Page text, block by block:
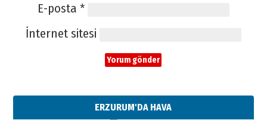
E-posta *
İnternet sitesi
ERZURUM'DA HAVA